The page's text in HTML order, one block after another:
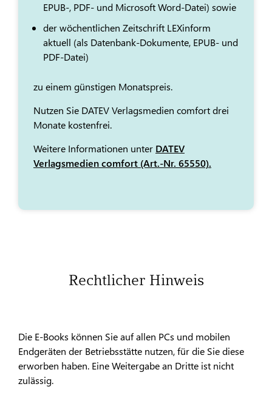
EPUB-, PDF- und Microsoft Word-Datei) sowie
der wöchentlichen Zeitschrift LEXinform
aktuell (als Datenbank-Dokumente, EPUB- und
PDF-Datei)
zu einem günstigen Monatspreis.
Nutzen Sie DATEV Verlagsmedien comfort drei
Monate kostenfrei.
Weitere Informationen unter DATEV
Verlagsmedien comfort (Art.-Nr. 65550).
Rechtlicher Hinweis
Die E-Books können Sie auf allen PCs und mobilen
Endgeräten der Betriebsstätte nutzen, für die Sie diese
erworben haben. Eine Weitergabe an Dritte ist nicht
zulässig.